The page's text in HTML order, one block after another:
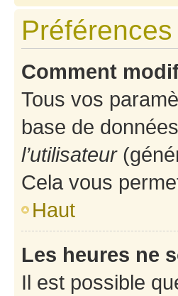
Comment
Tous vos
base de
l’utilisateur
Cela vous
Haut
Les heures ne
Il est possible